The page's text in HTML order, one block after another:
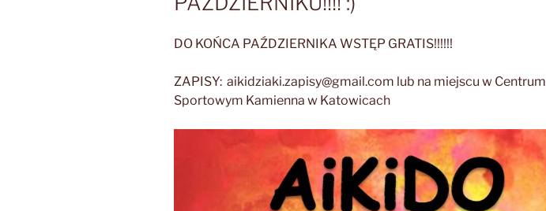
DO KOŃCA PAŹDZIERNIKA WSTĘP GRATIS!!!!!!
ZAPISY: aikidziaki.zapisy@gmail.com lub na miejscu w Centrum
Sportowym Kamienna w Katowicach